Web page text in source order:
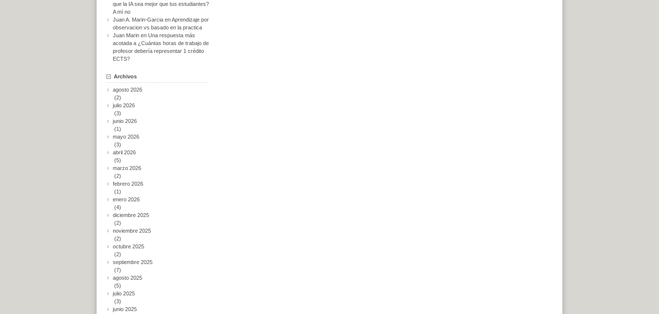
que la IA sea mejor que tus estudiantes?
A mí no
Juan A. Marin-Garcia enAprendizaje por
observacion vs basado en la practica
Juan Marin en Una respuesta más
acotada a ¿Cuántas horas de trabajo de
profesor debería representar 1 crédito
ECTS?
Archivos
agosto 2026
(2)
julio 2026
(3)
junio 2026
(1)
mayo 2026
(3)
abril 2026
(5)
marzo 2026
(2)
febrero 2026
(1)
enero 2026
(4)
diciembre 2025
(2)
noviembre 2025
(2)
octubre 2025
(2)
septiembre 2025
(7)
agosto 2025
(5)
julio 2025
(3)
junio 2025